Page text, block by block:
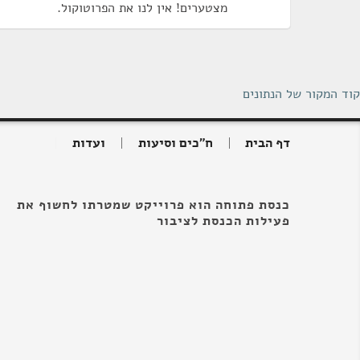
מצטערים! אין לנו את הפרוטוקול.
קוד המקור של הנתונים
דף הבית ח"כים וסיעות ועדות
כנסת פתוחה הוא פרוייקט שמטרתו לחשוף את
פעילות הכנסת לציבור